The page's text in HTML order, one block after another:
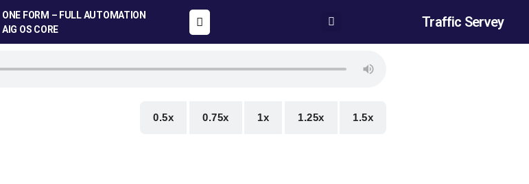
ONE FORM – FULL AUTOMATION
AIG OS CORE
Traffic Servey
0.5x 0.75x 1x 1.25x 1.5x